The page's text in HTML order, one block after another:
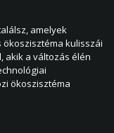
amelyek
kulisszái
akik a változás élén
ökoszisztéma